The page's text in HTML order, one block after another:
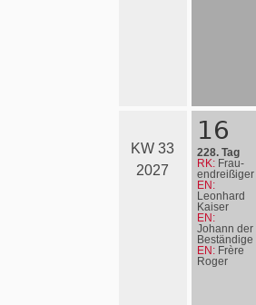
KW 33
2027
16
228. Tag
RK: Frau­
en­drei­ßi­ger
EN:
Leonhard
Kaiser
EN:
Johann der
Beständige
EN: Frère
Roger